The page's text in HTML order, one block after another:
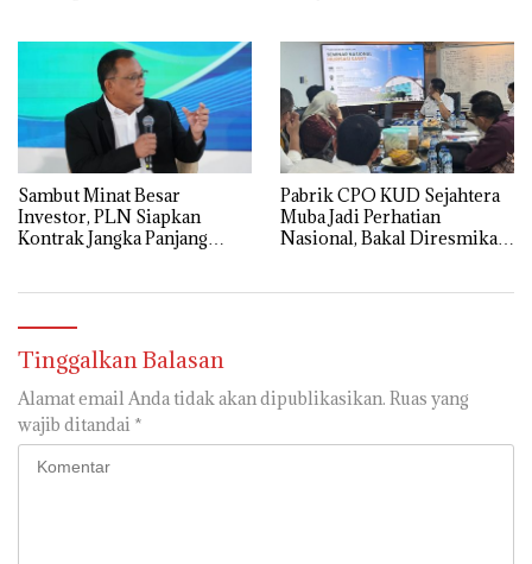
Sambut Minat Besar
Investor, PLN Siapkan
Kontrak Jangka Panjang
Pabrik CPO KUD Sejahtera
Muba Jadi Perhatian
Nasional, Bakal Diresmikan
Tinggalkan Balasan
Alamat email Anda tidak akan dipublikasikan. Ruas yang
wajib ditandai *